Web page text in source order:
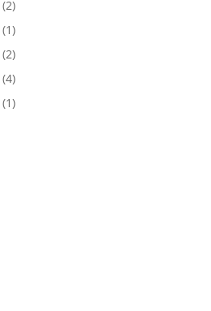
(2)
(1)
(2)
(4)
(1)